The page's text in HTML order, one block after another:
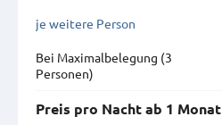
je weitere Person
Bei Maximal­belegung (3
Personen)
Preis pro Nacht ab 1 Monat